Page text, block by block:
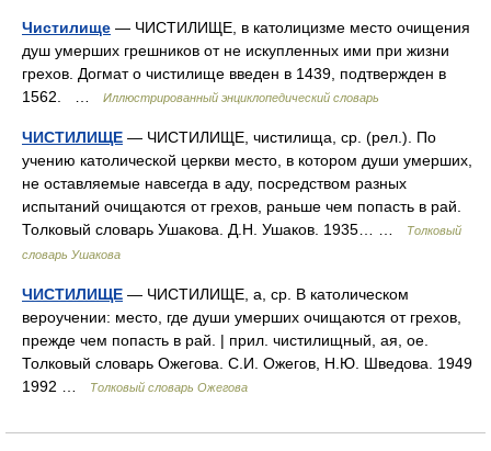
Чистилище — ЧИСТИЛИЩЕ, в католицизме место очищения
душ умерших грешников от не искупленных ими при жизни
грехов. Догмат о чистилище введен в 1439, подтвержден в
1562. …
Иллюстрированный энциклопедический словарь
ЧИСТИЛИЩЕ — ЧИСТИЛИЩЕ, чистилища, ср. (рел.). По
учению католической церкви место, в котором души умерших,
не оставляемые навсегда в аду, посредством разных
испытаний очищаются от грехов, раньше чем попасть в рай.
Толковый словарь Ушакова. Д.Н. Ушаков. 1935… …
Толковый
словарь Ушакова
ЧИСТИЛИЩЕ — ЧИСТИЛИЩЕ, а, ср. В католическом
вероучении: место, где души умерших очищаются от грехов,
прежде чем попасть в рай. | прил. чистилищный, ая, ое.
Толковый словарь Ожегова. С.И. Ожегов, Н.Ю. Шведова. 1949
1992 …
Толковый словарь Ожегова